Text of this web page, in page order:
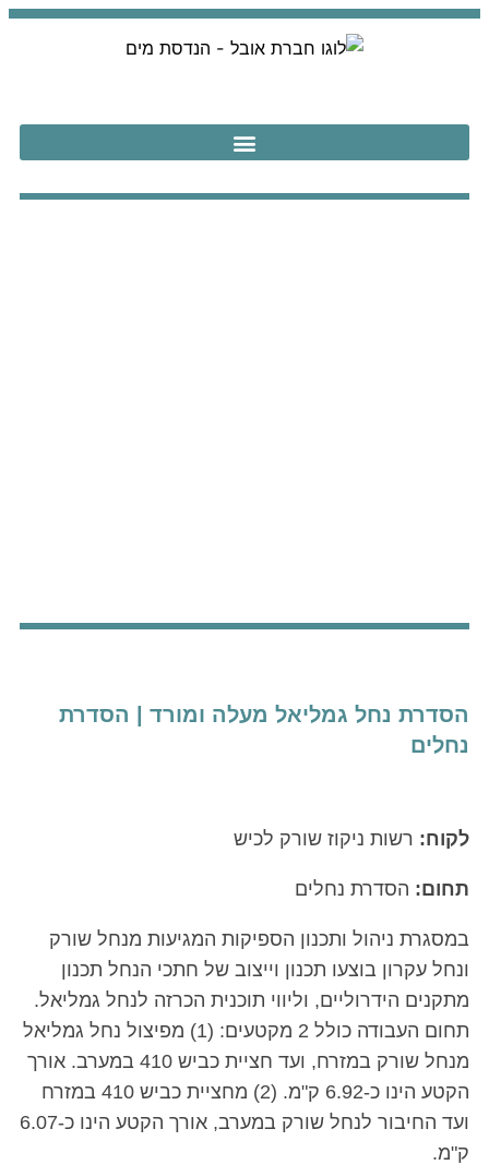
הסדרת נחל גמליאל מעלה ומורד | הסדרת
נחלים
לקוח: רשות ניקוז שורק לכיש
תחום: הסדרת נחלים
במסגרת ניהול ותכנון הספיקות המגיעות מנחל שורק
ונחל עקרון בוצעו תכנון וייצוב של חתכי הנחל תכנון
מתקנים הידרוליים, וליווי תוכנית הכרזה לנחל גמליאל.
תחום העבודה כולל 2 מקטעים: (1) מפיצול נחל גמליאל
מנחל שורק במזרח, ועד חציית כביש 410 במערב. אורך
הקטע הינו כ-6.92 ק"מ. (2) מחציית כביש 410 במזרח
ועד החיבור לנחל שורק במערב, אורך הקטע הינו כ-6.07
ק"מ.